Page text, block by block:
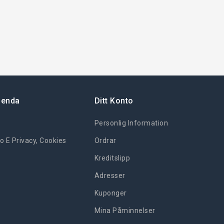
E Privacy, Cookies
Ditt Konto
Personlig Information
Ordrar
Kreditslipp
Adresser
Kuponger
Mina Påminnelser